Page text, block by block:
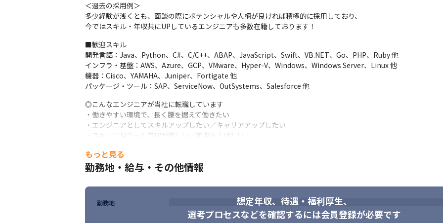
★社員定着率95％★
大企業様の案件に直接契約で参画しているため労働環境が非常に整備されています。
社員定着率は95％、平均勤続年数14年超という実績が、安心して長く働ける環境があることを示しています。
★グループ企業との連携★
AIdea Holdingsと資本業務提携を締結しており、AIに関する社内勉強会などに無料で参加可能です。
キャリアアップに向けたサポートも積極的に行っています。
★主要取引先★
▼日本精工株式会社(https://www.nsk.com/jp-ja/)
※グループ会社含む
※必ずしも「日本精工株式会社」様とお取引する部署に配属されるとは限りません。
▼日本タタ･コンサルタンシー･サービシズ株式会社
★案件例★
①メーカー向け業務システム開発
生産管理システム開発
社内業務システム改修
＜過去の採用例＞
多少経験が浅くとも、面談の際にポテンシャルや人柄が良ければ積極的に採用しており、
今ではスキル・年収共にUPしているエンジニアも多数在籍しております！
■歓迎スキル
開発言語：Java、Python、C#、C/C++、ABAP、JavaScript、Swift、VB.NET、Go、PHP、Ruby 他
インフラ・基盤：AWS、Azure、GCP、VMware、Hyper-V、Windows、Windows Server、Linux 他
機器：Cisco、YAMAHA、Juniper、Fortigate 他
パッケージ・ツール：SAP、ServiceNow、OutSystems、Salesforce 他
◎こんなエンジニアが当社に転職しています
・働きやすい環境で、長く腰を据えて働きたい
・エンジニアとしてスキルアップしたい／キャリアアップしたい
・スキルに見合った年収が欲しい／年収を上げたい
・先輩社員やバックオフィスにしっかりとサポートして欲しい
・ワークライフバランスを充実させたい
・納得感のある評価制度が良い
要件定義・設計・開発・テスト・運用保守・テクニカルサポート・ヘルプデスク・DX支援など、
様々な内容のプロジェクトがありますので、スキル・志向性に合った業務を担当できます。
もっと見る
勤務地・給与・その他情報
想定年収、待遇・福利厚生、
選考プロセスなどを確認するには会員登録が必要です
勤務地